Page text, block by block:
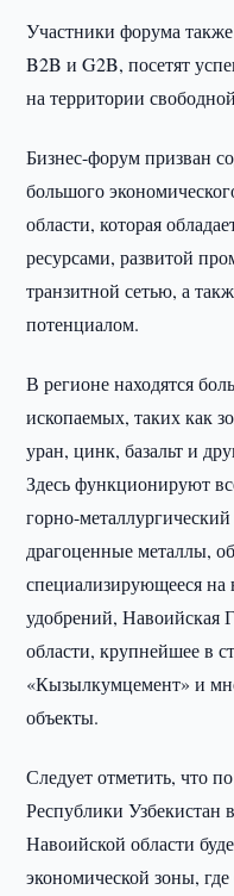
Участники форума
B2B и G2B, посетят
на территории
Бизнес-форум призван
большого
области, которая
ресурсами, развитой
транзитной сетью, а
потенциалом.
В регионе находятся
ископаемых, таких как
уран, цинк, базальт и
Здесь функционируют
горно-
драгоценные металлы,
специализирующееся
удобрений, Навоийская
области, крупнейшее в
«Кызылкумцемент» и
объекты.
Следует отметить, что
Республики Узбекистан
Навоийской области
экономической зоны, где